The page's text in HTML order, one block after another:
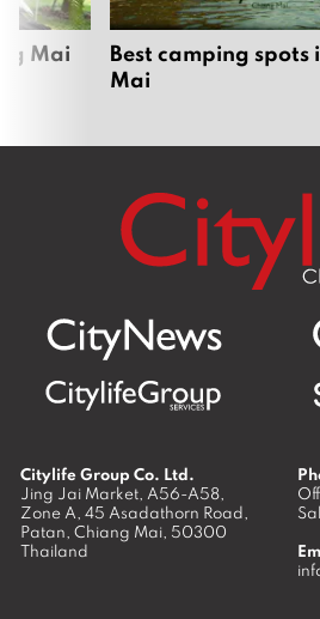
Mai
Best camping spots
Mai
Citylife Group Co. Ltd.
Jing Jai Market, A56-A58,
Zone A, 45 Asadathorn Road,
Patan, Chiang Mai, 50300
Thailand